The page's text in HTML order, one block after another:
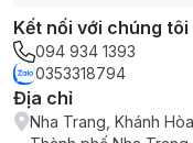
Kết nối với chúng tôi
094 934 1393
0353318794
Địa chỉ
Nha Trang, Khánh